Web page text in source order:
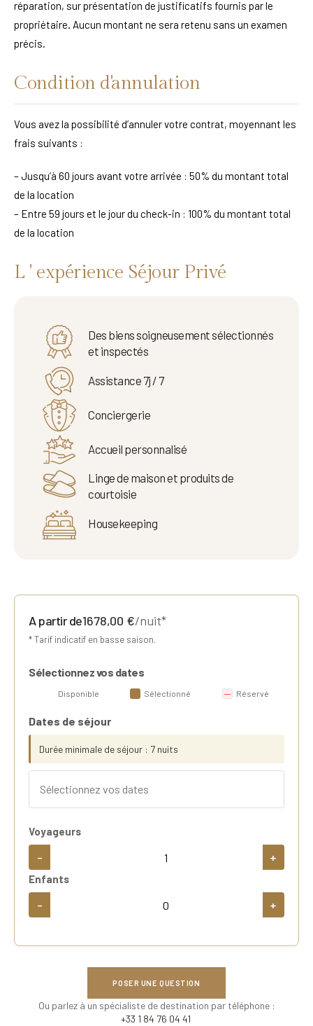
réparation, sur présentation de justificatifs fournis par le
propriétaire. Aucun montant ne sera retenu sans un examen
précis.
Condition d'annulation
Vous avez la possibilité d’annuler votre contrat, moyennant les
frais suivants :
– Jusqu’à 60 jours avant votre arrivée : 50% du montant total
de la location
– Entre 59 jours et le jour du check-in : 100% du montant total
de la location
L ' expérience Séjour Privé
Des biens soigneusement sélectionnés
et inspectés
Assistance 7j / 7
Conciergerie
Accueil personnalisé
Linge de maison et produits de
courtoisie
Housekeeping
A partir de1678,00 €/nuit*
* Tarif indicatif en basse saison.
Sélectionnez vos dates
Disponible Sélectionné Réservé
Dates de séjour
Durée minimale de séjour : 7 nuits
Voyageurs
- +
Enfants
- +
POSER UNE QUESTION
Ou parlez à un spécialiste de destination par téléphone :
+33 1 84 76 04 41